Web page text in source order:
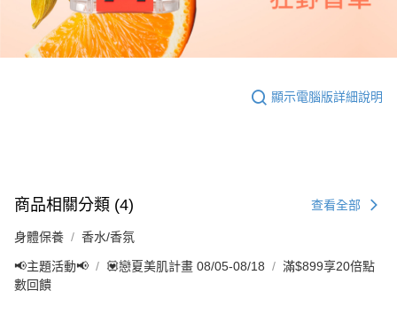
顯示電腦版詳細說明
商品相關分類 (4) 查看全部
身體保養 香水/香氛
📢主題活動📢 💟戀夏美肌計畫 08/05-08/18
滿$899享20倍點
數回饋